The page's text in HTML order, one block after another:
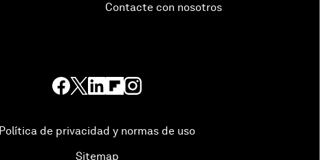
Contacte con nosotros
Política de privacidad y normas de uso
Sitemap